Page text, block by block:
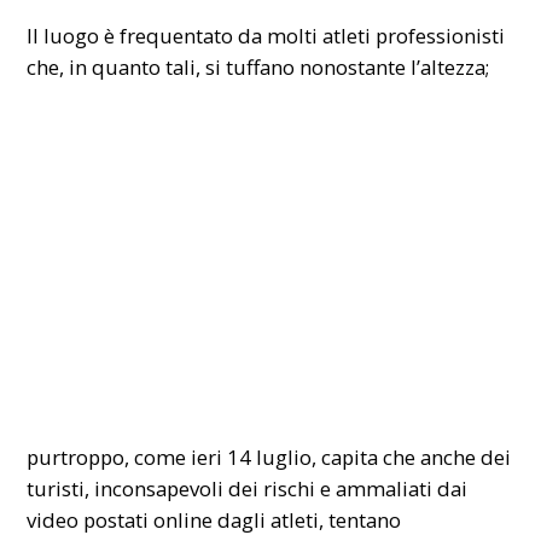
Il luogo è frequentato da molti atleti professionisti
che, in quanto tali, si tuffano nonostante l’altezza;
purtroppo, come ieri 14 luglio, capita che anche dei
turisti, inconsapevoli dei rischi e ammaliati dai
video postati online dagli atleti, tentano